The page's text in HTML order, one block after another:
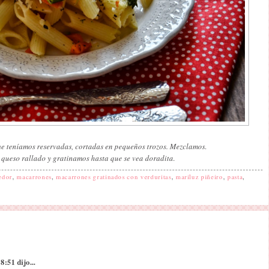
teníamos reservadas, cortadas en pequeños trozos. Mezclamos.
rallado y gratinamos hasta que se vea doradita.
,macarrones ,macarrones gratinados con verduritas mariluz piñeiro pasta
dijo...